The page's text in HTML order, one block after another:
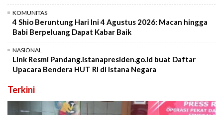
KOMUNITAS
4 Shio Beruntung Hari Ini 4 Agustus 2026: Macan hingga
Babi Berpeluang Dapat Kabar Baik
NASIONAL
Link Resmi Pandang.istanapresiden.go.id buat Daftar
Upacara Bendera HUT RI di Istana Negara
Terkini